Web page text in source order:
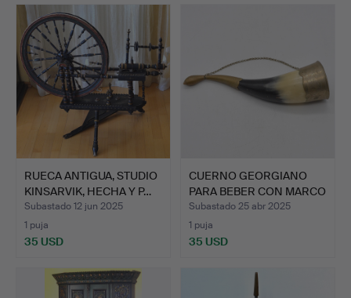
RUECA ANTIGUA, STUDIO
KINSARVIK, HECHA Y P…
Subastado 12 jun 2025
1 puja
35 USD
CUERNO GEORGIANO
PARA BEBER CON MARCO
DE M…
Subastado 25 abr 2025
1 puja
35 USD